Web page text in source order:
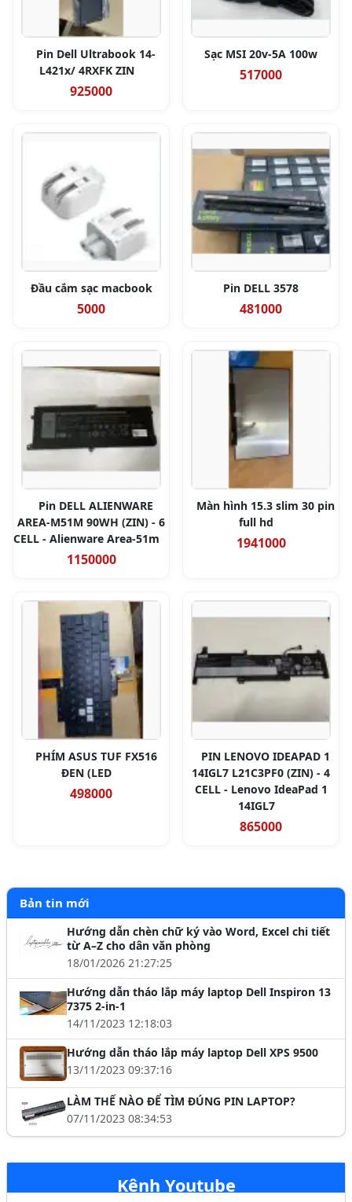
Pin Dell Ultrabook 14-
L421x/ 4RXFK ZIN
925000
Sạc MSI 20v-5A 100w
517000
Đầu cắm sạc macbook
5000
Pin DELL 3578
481000
Pin DELL ALIENWARE
AREA-M51M 90WH (ZIN) - 6
CELL - Alienware Area-51m
1150000
Màn hình 15.3 slim 30 pin
full hd
1941000
PHÍM ASUS TUF FX516
ĐEN (LED
498000
PIN LENOVO IDEAPAD 1
14IGL7 L21C3PF0 (ZIN) - 4
CELL - Lenovo IdeaPad 1
14IGL7
865000
Bản tin mới
Hướng dẫn chèn chữ ký vào Word, Excel chi tiết
từ A–Z cho dân văn phòng
18/01/2026 21:27:25
Hướng dẫn tháo lắp máy laptop Dell Inspiron 13
7375 2-in-1
14/11/2023 12:18:03
Hướng dẫn tháo lắp máy laptop Dell XPS 9500
13/11/2023 09:37:16
LÀM THẾ NÀO ĐỂ TÌM ĐÚNG PIN LAPTOP?
07/11/2023 08:34:53
Kênh Youtube